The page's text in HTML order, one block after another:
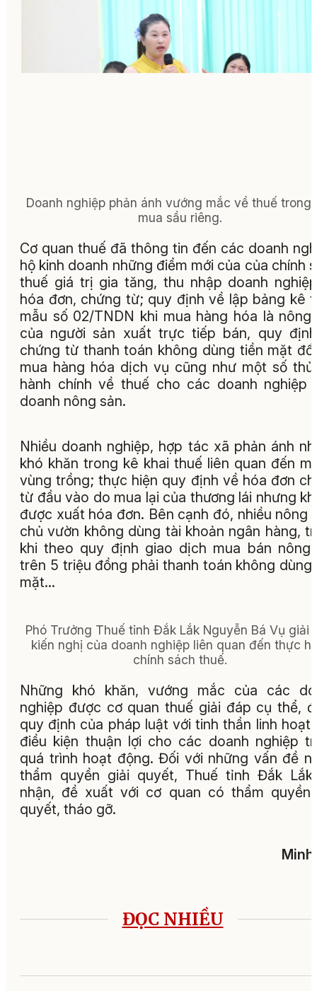
Doanh nghiệp phản ánh vướng mắc về thuế trong
mua sầu riêng.
Cơ quan thuế đã thông tin đến các doanh
hộ kinh doanh những điểm mới của của chính
thuế giá trị gia tăng, thu nhập doanh
hóa đơn, chứng từ; quy định về lập bảng kê
mẫu số 02/TNDN khi mua hàng hóa là nông
của người sản xuất trực tiếp bán, quy
chứng từ thanh toán không dùng tiền mặt
mua hàng hóa dịch vụ cũng như một số
hành chính về thuế cho các doanh nghiệp
doanh nông sản.
Nhiều doanh nghiệp, hợp tác xã phản ánh
khó khăn trong kê khai thuế liên quan đến
vùng trồng; thực hiện quy định về hóa đơn
từ đầu vào do mua lại của thương lái nhưng
được xuất hóa đơn. Bên cạnh đó, nhiều nông
chủ vườn không dùng tài khoản ngân hàng,
khi theo quy định giao dịch mua bán nông
trên 5 triệu đồng phải thanh toán không dùng
mặt…
Phó Trưởng Thuế tỉnh Đắk Lắk Nguyễn Bá Vụ giải
kiến nghị của doanh nghiệp liên quan đến thực
chính sách thuế.
Những khó khăn, vướng mắc của các
nghiệp được cơ quan thuế giải đáp cụ thể,
quy định của pháp luật với tinh thần linh
điều kiện thuận lợi cho các doanh nghiệp
quá trình hoạt động. Đối với những vấn đề
thẩm quyền giải quyết, Thuế tỉnh Đắk
nhận, đề xuất với cơ quan có thẩm quyền
quyết, tháo gỡ.
ĐỌC NHIỀU